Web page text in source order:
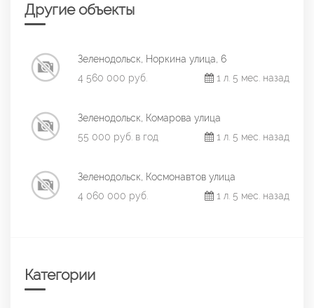
Другие объекты
Зеленодольск, Норкина улица, 6
4 560 000 руб.
1 л. 5 мес. назад
Зеленодольск, Комарова улица
55 000 руб. в год
1 л. 5 мес. назад
Зеленодольск, Космонавтов улица
4 060 000 руб.
1 л. 5 мес. назад
Категории